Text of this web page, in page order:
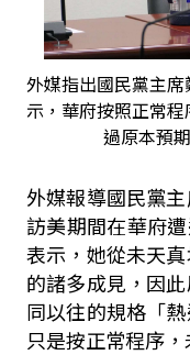
外媒指出國民黨主
示，華府按照正常
過原本預
外媒報導國民黨
訪美期間在華府
表示，她從未天
的諸多成見，因
同以往的規格「
只是按正常程序